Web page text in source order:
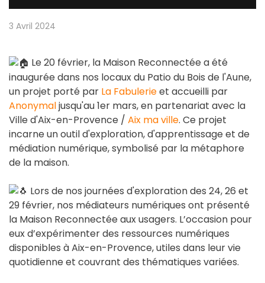
3 Avril 2024
Le 20 février, la Maison Reconnectée a été
inaugurée dans nos locaux du Patio du Bois de l'Aune,
un projet porté par La Fabulerieet accueilli par
Anonymaljusqu'au 1er mars, en partenariat avec la
Ville d'Aix-en-Provence / Aix ma ville. Ce projet
incarne un outil d'exploration, d'apprentissage et de
médiation numérique, symbolisé par la métaphore
de la maison.
Lors de nos journées d'exploration des 24, 26 et
29 février, nos médiateurs numériques ont présenté
la Maison Reconnectée aux usagers. L’occasion pour
eux d’expérimenter des ressources numériques
disponibles à Aix-en-Provence, utiles dans leur vie
quotidienne et couvrant des thématiques variées.